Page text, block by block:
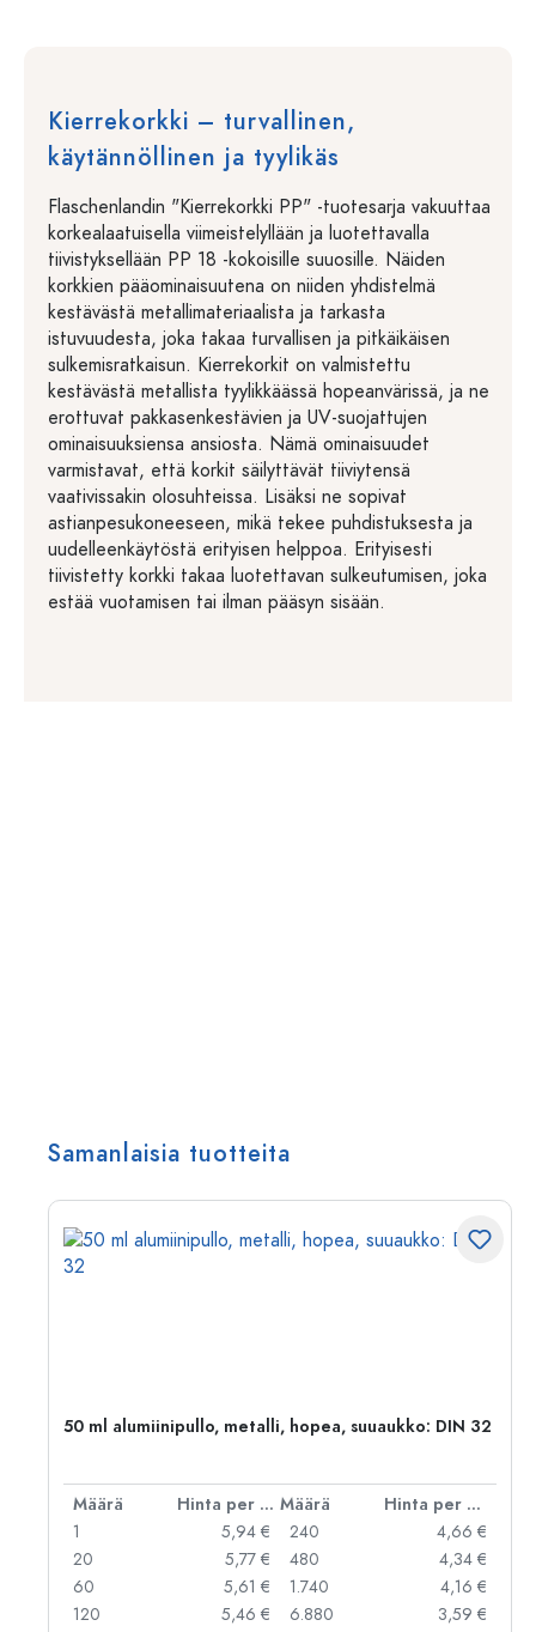
Kierrekorkki – turvallinen,
käytännöllinen ja tyylikäs
Flaschenlandin "Kierrekorkki PP" -tuotesarja vakuuttaa
korkealaatuisella viimeistelyllään ja luotettavalla
tiivistyksellään PP 18 -kokoisille suuosille. Näiden
korkkien pääominaisuutena on niiden yhdistelmä
kestävästä metallimateriaalista ja tarkasta
istuvuudesta, joka takaa turvallisen ja pitkäikäisen
sulkemisratkaisun. Kierrekorkit on valmistettu
kestävästä metallista tyylikkäässä hopeanvärissä, ja ne
erottuvat pakkasenkestävien ja UV-suojattujen
ominaisuuksiensa ansiosta. Nämä ominaisuudet
varmistavat, että korkit säilyttävät tiiviytensä
vaativissakin olosuhteissa. Lisäksi ne sopivat
astianpesukoneeseen, mikä tekee puhdistuksesta ja
uudelleenkäytöstä erityisen helppoa. Erityisesti
tiivistetty korkki takaa luotettavan sulkeutumisen, joka
estää vuotamisen tai ilman pääsyn sisään.
Samanlaisia tuotteita
50 ml alumiinipullo, metalli, hopea, suuaukko: DIN 32
Määrä Hinta per kpl Määrä
Hinta per kpl
1
5,94 €
20
5,77 €
60
5,61 €
120
5,46 €
240
4,66 €
480
4,34 €
1.740
4,16 €
6.880
3,59 €